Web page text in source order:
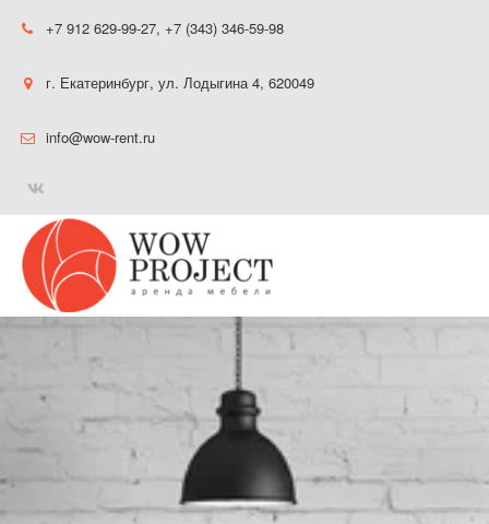
+7 912 629-99-27, +7 (343) 346-59-98
г. Екатеринбург, ул. Лодыгина 4, 620049
info@wow-rent.ru